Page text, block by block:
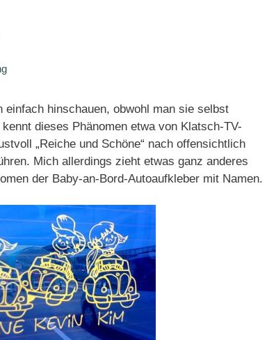
einfach hinschauen, obwohl man sie selbst
dieses Phänomen etwa von Klatsch-TV-
„Reiche und Schöne“ nach offensichtlich
Mich allerdings zieht etwas ganz anderes
der Baby-an-Bord-Autoaufkleber mit Namen.